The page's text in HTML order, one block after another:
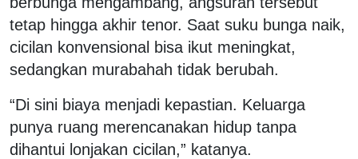
tetap hingga akhir tenor. Saat suku bunga naik,
cicilan konvensional bisa ikut meningkat,
sedangkan murabahah tidak berubah.
“Di sini biaya menjadi kepastian. Keluarga
punya ruang merencanakan hidup tanpa
dihantui lonjakan cicilan,” katanya.